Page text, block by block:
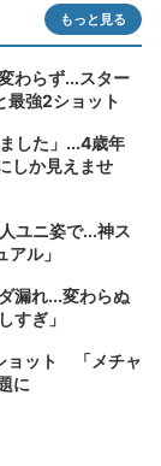
もっと見る
わらず...スター
強2ショット
した」...4歳年
しか見えませ
ユニ姿で...神ス
ル」
漏れ...変わらぬ
すぎ」
ョット 「メチャ
に